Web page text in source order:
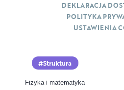
Struktura
Fizyka i matematyka
DEKLARACJA
POLITYKA
USTAWIENIA